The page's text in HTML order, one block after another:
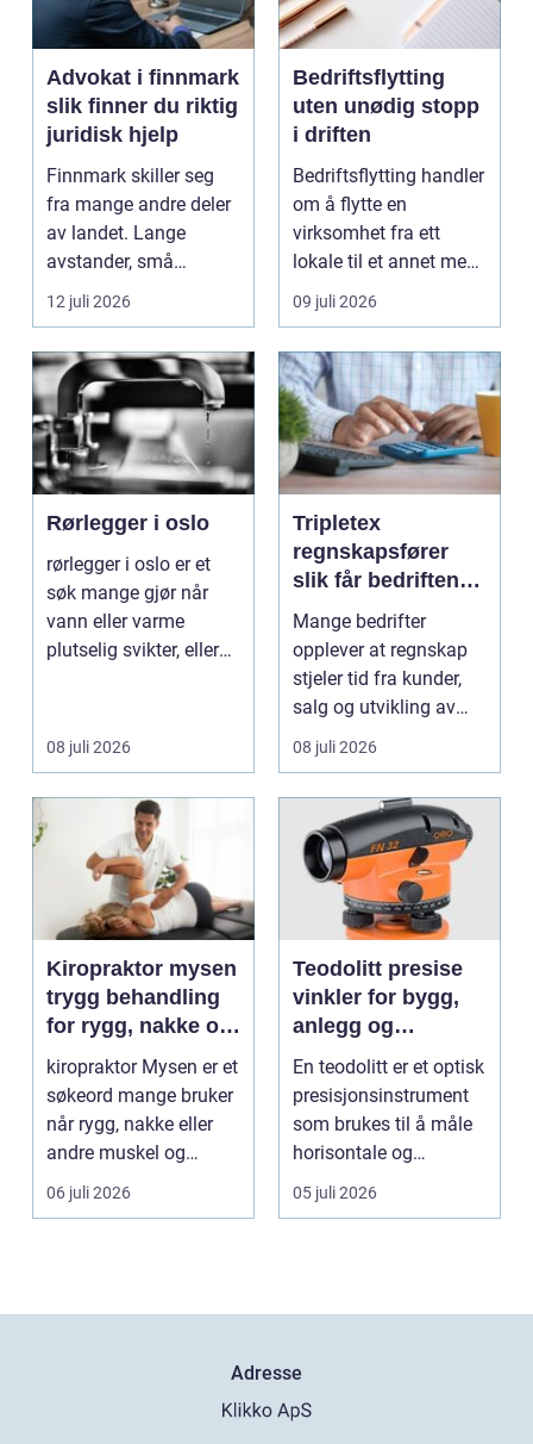
Advokat i finnmark
slik finner du riktig
juridisk hjelp
Finnmark skiller seg
fra mange andre deler
av landet. Lange
avstander, små
lokalsamfunn, sterk
tilkn...
12 juli 2026
Bedriftsflytting
uten unødig stopp
i driften
Bedriftsflytting handler
om å flytte en
virksomhet fra ett
lokale til et annet med
minst mulig...
09 juli 2026
Rørlegger i oslo
rørlegger i oslo er et
søk mange gjør når
vann eller varme
plutselig svikter, eller
08 juli 2026
Tripletex
regnskapsfører
slik får bedriften
mer ut av
regnskapet
Mange bedrifter
opplever at regnskap
stjeler tid fra kunder,
salg og utvikling av
virksomheten. Samt...
08 juli 2026
Kiropraktor mysen
trygg behandling
for rygg, nakke og
ledd
kiropraktor Mysen er et
søkeord mange bruker
når rygg, nakke eller
andre muskel og
leddplager begynn...
06 juli 2026
Teodolitt presise
vinkler for bygg,
anlegg og
kartlegging
En teodolitt er et optisk
presisjonsinstrument
som brukes til å måle
horisontale og
vertikale vinkle...
05 juli 2026
Adresse